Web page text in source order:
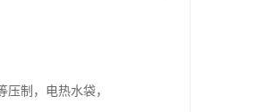
制，电热水袋，